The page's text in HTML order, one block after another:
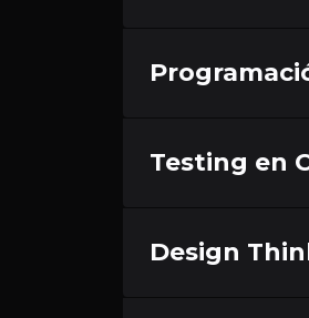
Testing en
Design